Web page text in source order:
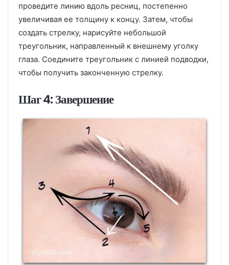
проведите линию вдоль ресниц, постепенно
увеличивая ее толщину к концу. Затем, чтобы
создать стрелку, нарисуйте небольшой
треугольник, направленный к внешнему уголку
глаза. Соедините треугольник с линией подводки,
чтобы получить законченную стрелку.
Шаг 4: Завершение